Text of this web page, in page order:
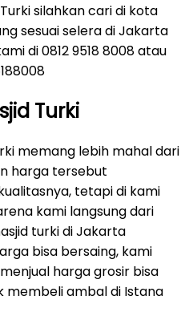
silahkan cari di kota
sesuai selera di Jakarta
di 0812 9518 8008 atau
Turki
memang lebih mahal dari
harga tersebut
tetapi di kami
kami langsung dari
turki di Jakarta
bisa bersaing, kami
harga grosir bisa
membeli ambal di Istana